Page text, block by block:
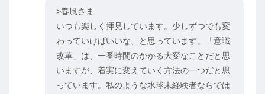
>春風さま
いつも楽しく拝見しています。少しずつでも変
わっていけばいいな、と思っています。「意識
改革」は、一番時間のかかる大変なことだと思
いますが、着実に変えていく方法の一つだと思
っています。私のような水球未経験者ならでは